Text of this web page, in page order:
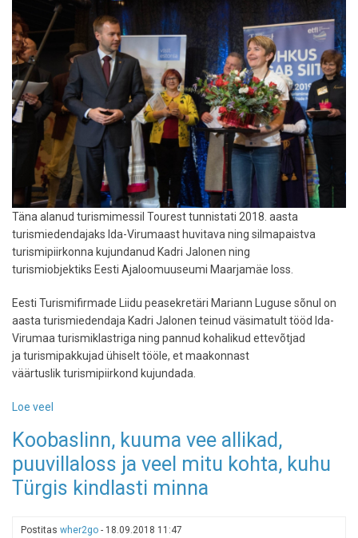
Täna alanud turismimessil Tourest tunnistati 2018. aasta
turismiedendajaks Ida-Virumaast huvitava ning silmapaistva
turismipiirkonna kujundanud Kadri Jalonen ning
turismiobjektiks Eesti Ajaloomuuseumi Maarjamäe loss.
Eesti Turismifirmade Liidu peasekretäri Mariann Luguse sõnul on
aasta turismiedendaja Kadri Jalonen teinud väsimatult tööd Ida-
Virumaa turismiklastriga ning pannud kohalikud ettevõtjad
ja turismipakkujad ühiselt tööle, et maakonnast
väärtuslik turismipiirkond kujundada.
Loe veel
turismiedendaja
on
Kadri
Jalonen
aasta
Koobaslinn, kuuma vee allikad,
puuvillaloss ja veel mitu kohta, kuhu
Türgis kindlasti minna
Postitas wher2go - 18.09.2018 11:47